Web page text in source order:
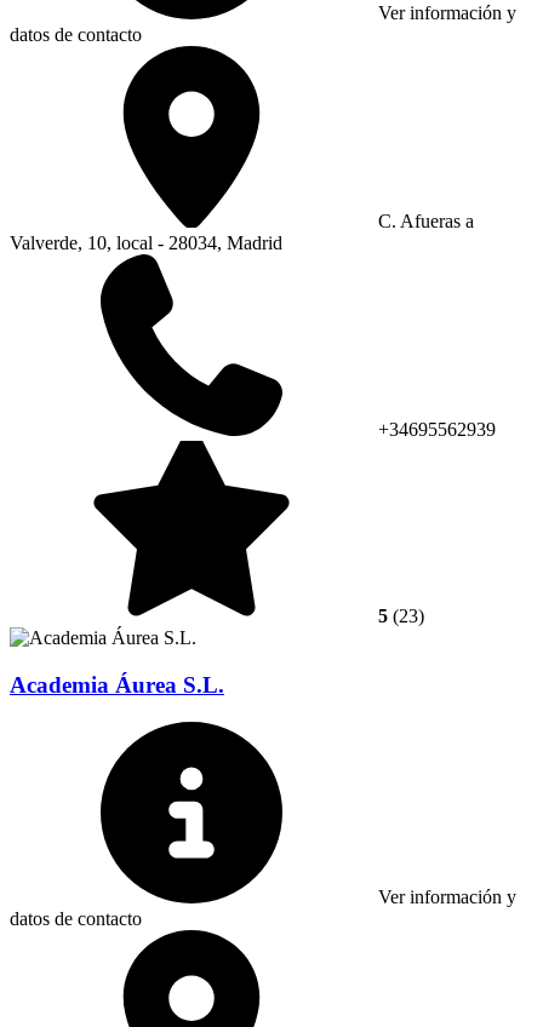
Ver información y
datos de contacto
C. Afueras a
Valverde, 10, local - 28034, Madrid
+34695562939
5 (23)
Academia Áurea S.L.
Ver información y
datos de contacto